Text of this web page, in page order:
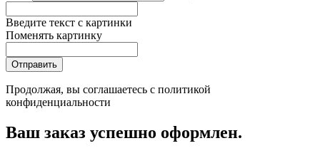
Введите текст с картинки
Поменять картинку
Отправить
Продолжая, вы соглашаетесь с политикой
конфиденциальности
Ваш заказ успешно оформлен.